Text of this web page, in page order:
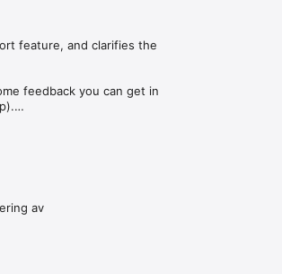
feature, and clarifies the
feedback you can get in
av